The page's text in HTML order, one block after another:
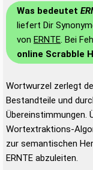
Was bedeutet
liefert Dir
von ERNTE. Bei
online Scrabble
Wortwurzel zerlegt
Bestandteile und
Übereinstimmungen.
Wortextraktions-
zur semantischen
ERNTE abzuleiten.